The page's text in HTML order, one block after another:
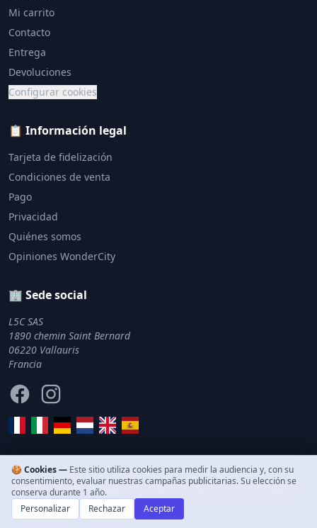
Mi carrito
Contacto
Entrega
Devoluciones
Configurar cookies
📋 Información legal
Tarjeta de fidelización
Condiciones de venta
Pago
Privacidad
Quiénes somos
Opiniones WonderCity
🏢 Sede social
L5C SAS
1890 chemin Saint Bernard
06220 Vallauris
Francia
FacebookInstagram
© 2011–2026 WonderCity. Todos los derechos reservados.
🍪 Cookies — Este sitio utiliza cookies para medir la audiencia y, con su
consentimiento, evaluar nuestras campañas publicitarias. Su elección se
conserva durante 1 año.
Personalizar
Rechazar Aceptar